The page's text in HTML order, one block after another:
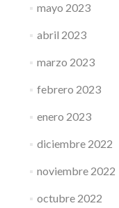
mayo 2023
abril 2023
marzo 2023
febrero 2023
enero 2023
diciembre 2022
noviembre 2022
octubre 2022